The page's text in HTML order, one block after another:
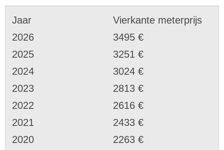
Jaar
Vierkante meterprijs
2026
3495 €
2025
3251 €
2024
3024 €
2023
2813 €
2022
2616 €
2021
2433 €
2020
2263 €